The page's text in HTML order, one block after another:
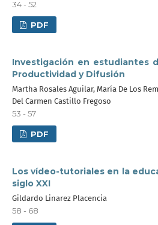
34 - 52
PDF
Investigación en estudiantes
Productividad y Difusión
Martha Rosales Aguilar, María De Los
Del Carmen Castillo Fregoso
53 - 57
PDF
Los vídeo-tutoriales en la
siglo XXI
Gildardo Linarez Placencia
58 - 68